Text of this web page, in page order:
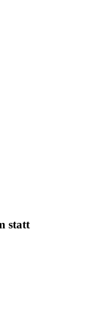
statt